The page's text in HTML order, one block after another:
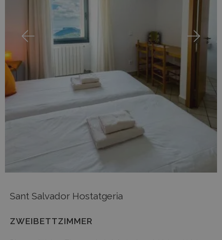
Sant Salvador Hostatgeria
ZWEIBETTZIMMER